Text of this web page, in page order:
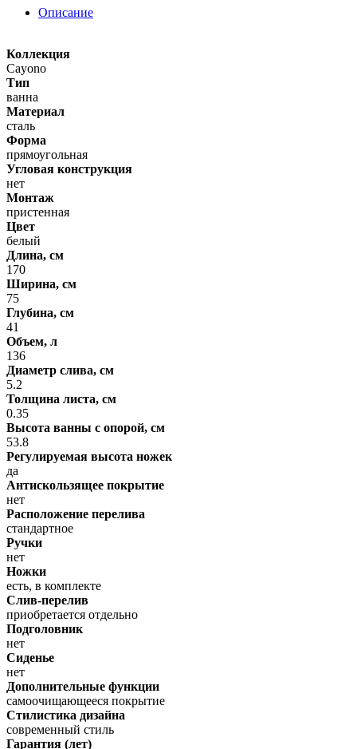
Описание
Коллекция
Cayono
Тип
ванна
Материал
сталь
Форма
прямоугольная
Угловая конструкция
нет
Монтаж
пристенная
Цвет
белый
Длина, см
170
Ширина, см
75
Глубина, см
41
Объем, л
136
Диаметр слива, см
5.2
Толщина листа, см
0.35
Высота ванны с опорой, см
53.8
Регулируемая высота ножек
да
Антискользящее покрытие
нет
Расположение перелива
стандартное
Ручки
нет
Ножки
есть, в комплекте
Слив-перелив
приобретается отдельно
Подголовник
нет
Сиденье
нет
Дополнительные функции
самоочищающееся покрытие
Стилистика дизайна
современный стиль
Гарантия (лет)